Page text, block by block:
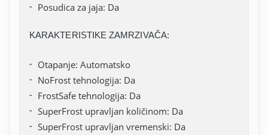
Posudica za jaja: Da
KARAKTERISTIKE ZAMRZIVAČA:
Otapanje: Automatsko
NoFrost tehnologija: Da
FrostSafe tehnologija: Da
SuperFrost upravljan količinom: Da
SuperFrost upravljan vremenski: Da